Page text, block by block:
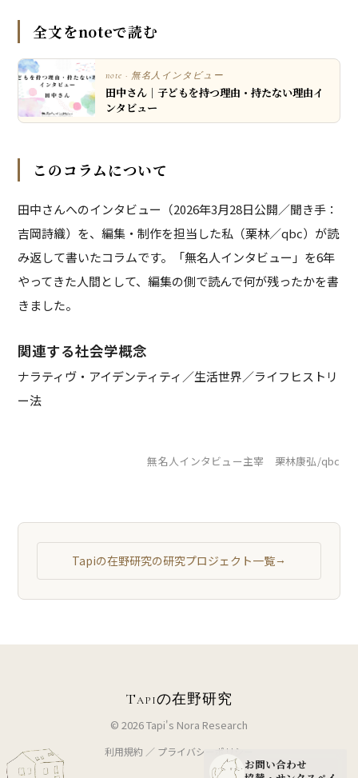
全文をnoteで読む
note · 無名人インタビュー
田中さん｜子どもを持つ理由・持たない理由イ
ンタビュー
このコラムについて
田中さんへのインタビュー（2026年3月28日公開／聞き手：
吉岡詩織）を、編集・制作を担当した私（栗林／qbc）が読
み返して書いたコラムです。「無名人インタビュー」を6年
やってきた人間として、編集の側で読んで何が残ったかを書
きました。
関連する社会学概念
ナラティヴ・アイデンティティ／生活世界／ライフヒストリ
ー法
無名人インタビュー主宰 栗林康弘/qbc
Tapiの在野研究の研究プロジェクト一覧→
Tapiの在野研究
© 2026 Tapi's Nora Research
利用規約 ／ プライバシーポリシー
お問い合わせ